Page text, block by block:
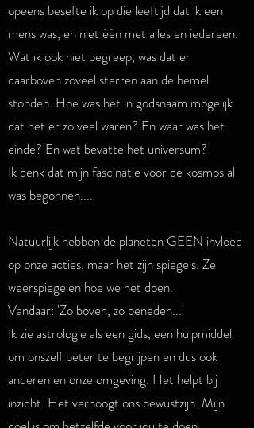
opeens besefte ik op die leeftijd dat ik een
mens was, en niet één met alles en iedereen.
Wat ik ook niet begreep, was dat er
daarboven zoveel sterren aan de hemel
stonden. Hoe was het in godsnaam mogelijk
dat het er zo veel waren? En waar was het
einde? En wat bevatte het universum?
Ik denk dat mijn fascinatie voor de kosmos al
was begonnen....
Natuurlijk hebben de planeten GEEN invloed
op onze acties, maar het zijn spiegels. Ze
weerspiegelen hoe we het doen.
Vandaar: 'Zo boven, zo beneden...'
Ik zie astrologie als een gids, een hulpmiddel
om onszelf beter te begrijpen en dus ook
anderen en onze omgeving. Het helpt bij
inzicht. Het verhoogt ons bewustzijn. Mijn